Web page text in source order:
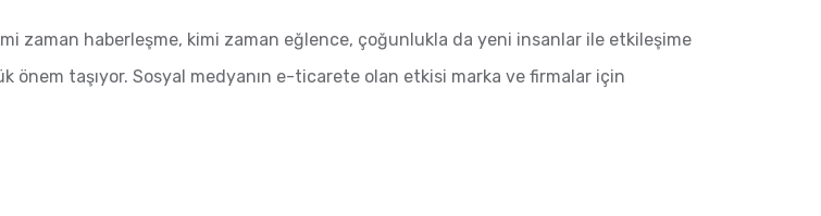
zaman haberleşme, kimi zaman eğlence, çoğunlukla da yeni insanlar ile etkileşime
taşıyor. Sosyal medyanın e-ticarete olan etkisi marka ve firmalar için